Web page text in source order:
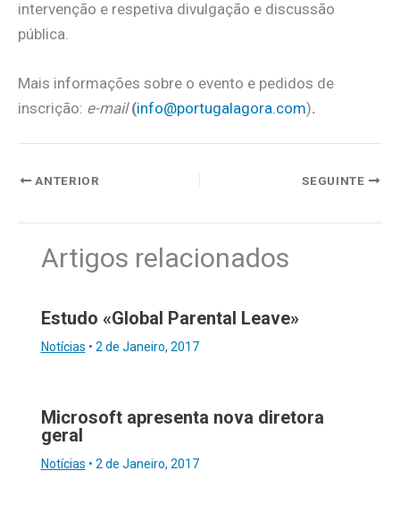
intervenção e respetiva divulgação e discussão
pública.
Mais informações sobre o evento e pedidos de
inscrição: e-mail (info@portugalagora.com).
ANTERIOR SEGUINTE
Artigos relacionados
Estudo «Global Parental Leave»
Notícias • 2 de Janeiro, 2017
Microsoft apresenta nova diretora
geral
Notícias • 2 de Janeiro, 2017